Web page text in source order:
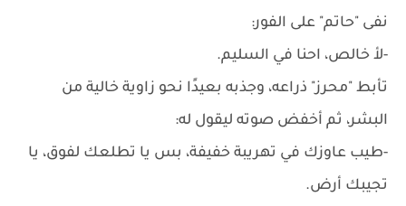
نفى "حاتم" على الفور:
-لأ خالص، احنا في السليم.
تأبط "محرز" ذراعه، وجذبه بعيدًا نحو زاوية خالية من
البشر، ثم أخفض صوته ليقول له:
-طيب عاوزك في تهريبة خفيفة، بس يا تطلعك لفوق، يا
تجيبك أرض.